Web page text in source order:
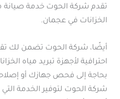
تقدم شركة الحوت خدمة صيانة
الخزانات في عجمان.
أيضًا، شركة الحوت تضمن لك
احترافية لأجهزة تبريد مياه
بحاجة إلى فحص جهازك أو
شركة الحوت لتوفير الخدمة